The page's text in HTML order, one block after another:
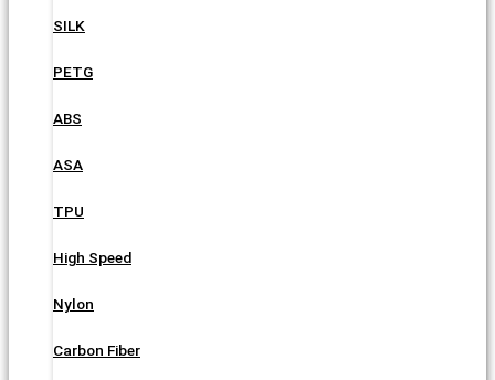
SILK
PETG
ABS
ASA
TPU
High Speed
Nylon
Carbon Fiber